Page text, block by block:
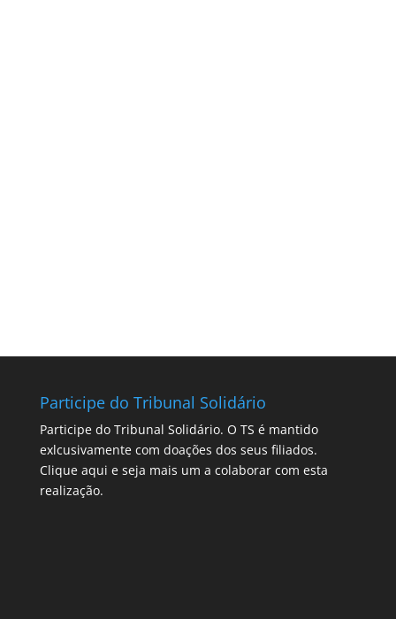
Participe do Tribunal Solidário
Participe do Tribunal Solidário. O TS é mantido
exlcusivamente com doações dos seus filiados.
Clique aqui e seja mais um a colaborar com esta
realização.